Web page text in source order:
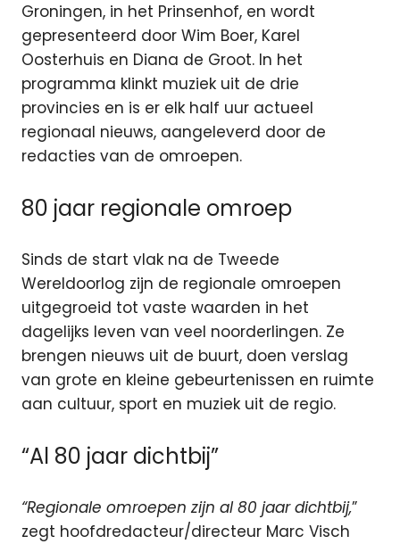
Groningen, in het Prinsenhof, en wordt
gepresenteerd door Wim Boer, Karel
Oosterhuis en Diana de Groot. In het
programma klinkt muziek uit de drie
provincies en is er elk half uur actueel
regionaal nieuws, aangeleverd door de
redacties van de omroepen.
80 jaar regionale omroep
Sinds de start vlak na de Tweede
Wereldoorlog zijn de regionale omroepen
uitgegroeid tot vaste waarden in het
dagelijks leven van veel noorderlingen. Ze
brengen nieuws uit de buurt, doen verslag
van grote en kleine gebeurtenissen en ruimte
aan cultuur, sport en muziek uit de regio.
“Al 80 jaar dichtbij”
“Regionale omroepen zijn al 80 jaar dichtbij,”
zegt hoofdredacteur/directeur Marc Visch